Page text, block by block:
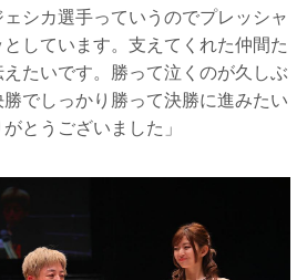
シカ選手っていうのでプレッシャ
しています。支えてくれた仲間た
たいです。勝って泣くのが久しぶ
でしっかり勝って決勝に進みたい
とうございました」